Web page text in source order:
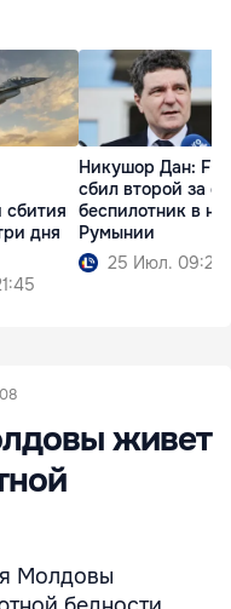
сбития
дня
Никушор Дан: F-
сбил второй за
беспилотник в
Румынии
25 Июл. 09:25
живет
Молдовы